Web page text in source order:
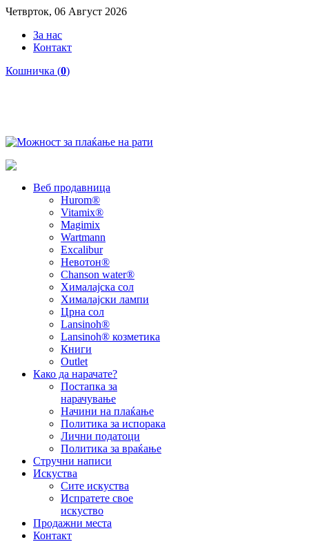
Четврток, 06 Август 2026
За нас
Контакт
Кошничка (0)
Веб продавница
Hurom®
Vitamix®
Magimix
Wartmann
Excalibur
Невотон®
Chanson water®
Хималајска сол
Хималајски лампи
Црна сол
Lansinoh®
Lansinoh® козметика
Книги
Outlet
Како да нарачате?
Постапка за
нарачување
Начини на плаќање
Политика за испорака
Лични податоци
Политика за враќање
Стручни написи
Искуства
Сите искуства
Испратете свое
искуство
Продажни места
Контакт